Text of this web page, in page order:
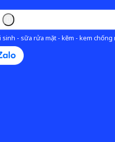
- sữa rửa mặt - kẽm - kem chống